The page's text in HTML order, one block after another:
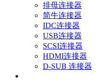
排母连接器
简牛连接器
IDC连接器
USB连接器
SCSI连接器
HDMI连接器
D-SUB 连接器